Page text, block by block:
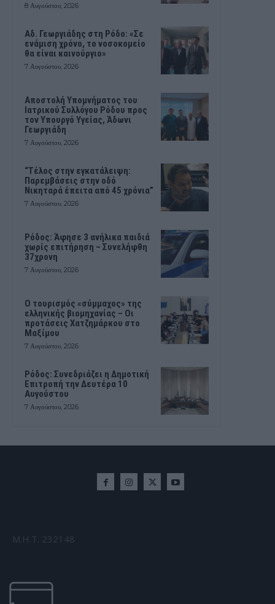
8 Αυγούστου, 2026
Αδ. Γεωργιάδης στη Ρόδο: «Σε
ενάμιση χρόνο, το νοσοκομείο
θα είναι καινούργιο»
7 Αυγούστου, 2026
Αποστολή Υπομνήματος του
Ιατρικού Συλλόγου Ρόδου προς
τον Υπουργό Υγείας, Άδωνι
Γεωργιάδη
7 Αυγούστου, 2026
“Τέλος στην εγκατάλειψη:
Παρεμβάσεις στην οδό
Νικηταρά έπειτα από 45 χρόνια”
7 Αυγούστου, 2026
Ρόδος: Άφησε 3 ανήλικα παιδιά
χωρίς επιτήρηση – Συνελήφθη
37χρονη
7 Αυγούστου, 2026
Ο τουρισμός «σύμμαχος» της
ελληνικής βιομηχανίας – Οι
προτάσεις Χατζημάρκου στο
Μαξίμου
7 Αυγούστου, 2026
Ρόδος: Συνεδριάζει η Δημοτική
Επιτροπή την Δευτέρα 10
Αυγούστου
7 Αυγούστου, 2026
Μ.Η.Τ. 232148